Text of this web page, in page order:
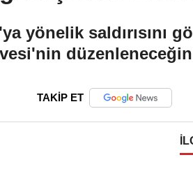
yönelik saldırısını
TAKİP ET